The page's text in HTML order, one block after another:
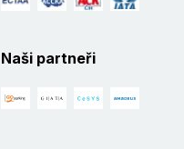
Naši partneři